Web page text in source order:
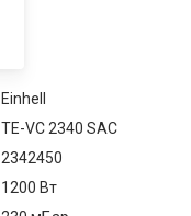
Einhell
TE-VC 2340 SAC
2342450
1200 Вт